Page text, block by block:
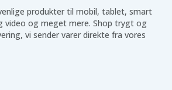
produkter til mobil, tablet, smart
video og meget mere. Shop trygt og
vi sender varer direkte fra vores